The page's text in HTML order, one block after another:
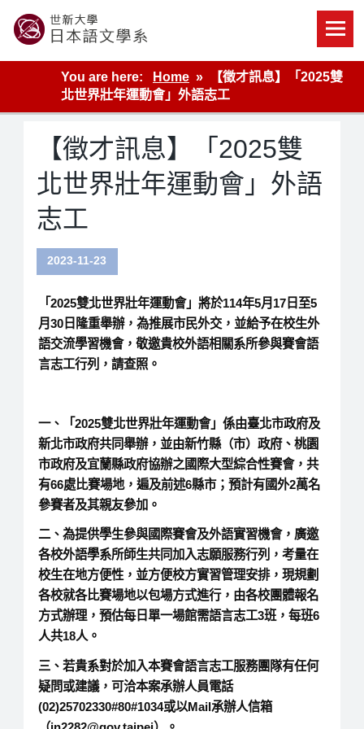
content
世新大學教學單位的網站
You are here:
Home
【徵才訊息】「2025雙
北世界壯年運動會」外語志工
【徵才訊息】「2025雙
北世界壯年運動會」外語
志工
2023-11-23
「2025雙北世界壯年運動會」將於114年5月17日至5
月30日隆重舉辦，為推展市民外交，並給予在校生外
語交流學習機會，敬邀貴校外語相關系所參與賽會語
言志工行列，請查照。
一、「2025雙北世界壯年運動會」係由臺北市政府及
新北市政府共同舉辦，並由新竹縣（市）政府、桃園
市政府及宜蘭縣政府協辦之國際大型綜合性賽會，共
有66處比賽場地，遍及前述6縣市；預計有國外2萬名
參賽者及其親友參加。
二、為提供學生參與國際賽會及外語實習機會，廣邀
各校外語學系所師生共同加入志願服務行列，考量在
校生在地方便性，並方便校方實習管理安排，現規劃
各校就各比賽場地以包場方式進行，由各校團體報名
方式辦理，預估每日單一場館需語言志工3班，每班6
人共18人。
三、若貴系對於加入本賽會語言志工服務團隊有任何
疑問或建議，可洽本案承辦人員電話
(02)25702330#80#1034或以Mail承辦人信箱